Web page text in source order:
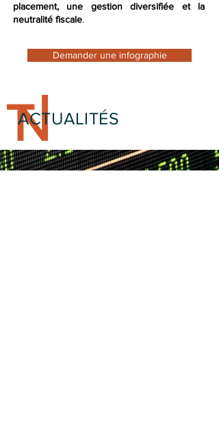
placement, une gestion diversifiée et la
neutralité fiscale.
Demander une infographie
ACTUALITÉS